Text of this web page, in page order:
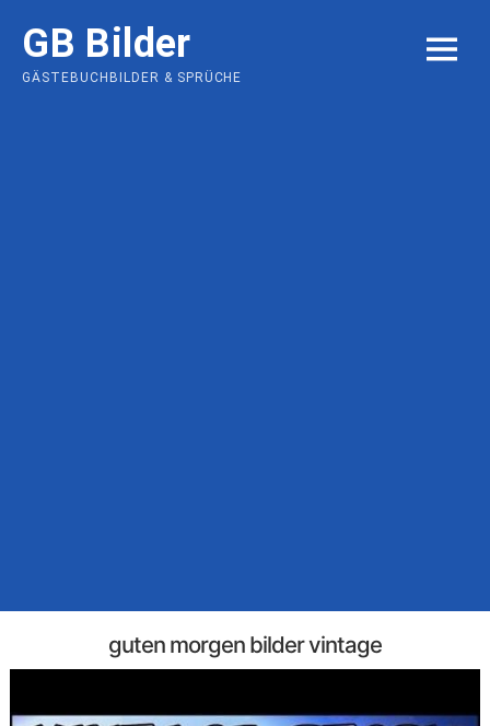
content
GB Bilder
GÄSTEBUCHBILDER & SPRÜCHE
MENU
guten morgen bilder vintage